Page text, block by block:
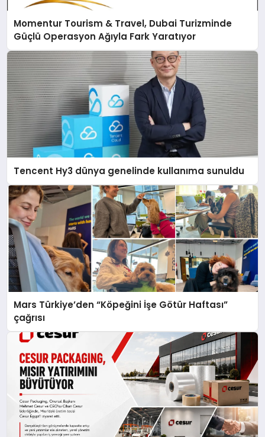
Momentur Tourism & Travel, Dubai Turizminde
Güçlü Operasyon Ağıyla Fark Yaratıyor
Tencent Hy3 dünya genelinde kullanıma sunuldu
Mars Türkiye’den “Köpeğini İşe Götür Haftası”
çağrısı